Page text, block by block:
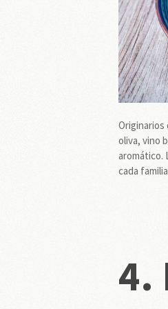
Originarios
oliva, vino
aromático.
cada
4.